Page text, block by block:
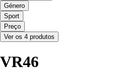
Género
Sport
Preço
Ver os 4 produtos
VR46